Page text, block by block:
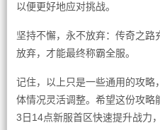
以便更好地应对挑战。
坚持不懈，永不放弃：传奇之
放弃，才能最终称霸全服。
记住，以上只是一些通用的攻
体情况灵活调整。希望这份攻略
3日14点新服首区快速提升战力